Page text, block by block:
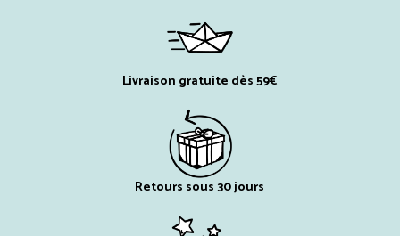
Livraison gratuite dès 59€
Retours sous 30 jours